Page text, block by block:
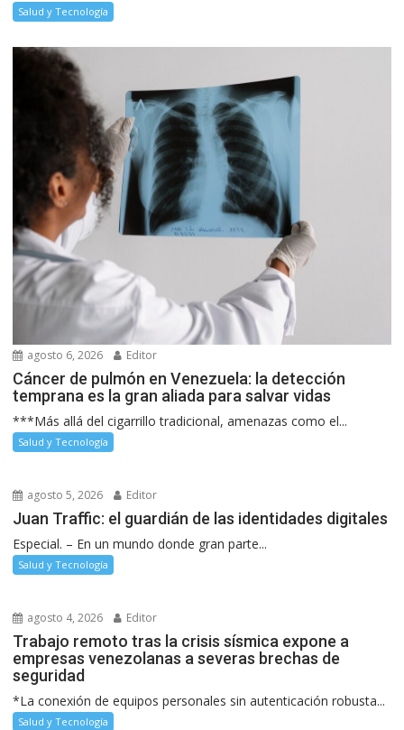
Salud y Tecnología
agosto 6, 2026 Editor
Cáncer de pulmón en Venezuela: la detección
temprana es la gran aliada para salvar vidas
***Más allá del cigarrillo tradicional, amenazas como el...
Salud y Tecnología
agosto 5, 2026 Editor
Juan Traffic: el guardián de las identidades digitales
Especial. – En un mundo donde gran parte...
Salud y Tecnología
agosto 4, 2026 Editor
Trabajo remoto tras la crisis sísmica expone a
empresas venezolanas a severas brechas de
seguridad
*La conexión de equipos personales sin autenticación robusta...
Salud y Tecnología